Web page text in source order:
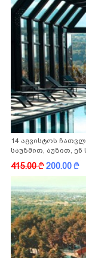
14 აგვისტოს
საუზმით, აუზით,
ფასდაკლებით
415.00k200.00k